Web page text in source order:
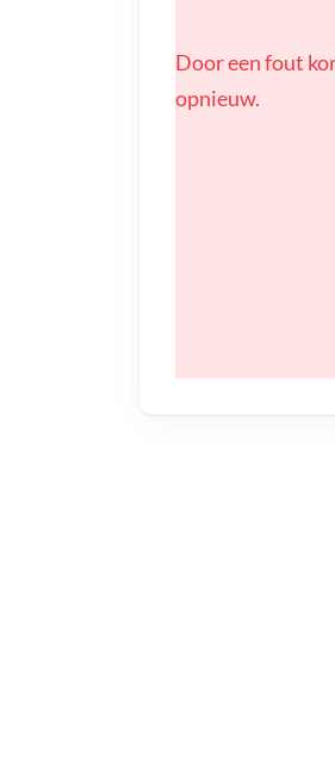
Door een fout
opnieuw.